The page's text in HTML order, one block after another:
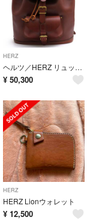
HERZ
ヘルツ／HERZ リュック バッグ バックパック メンズ 男性 男性用 レザー 革 本革 ブラウン 茶 R-9 迫力のWポケットリュック バックパック デイパック
¥ 50,300
HERZ
HERZ Lionウォレット
¥ 12,500